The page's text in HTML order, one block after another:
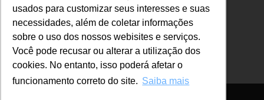
usados para customizar seus interesses e suas
necessidades, além de coletar informações
sobre o uso dos nossos webisites e serviços.
Você pode recusar ou alterar a utilização dos
cookies. No entanto, isso poderá afetar o
funcionamento correto do site. Saiba mais